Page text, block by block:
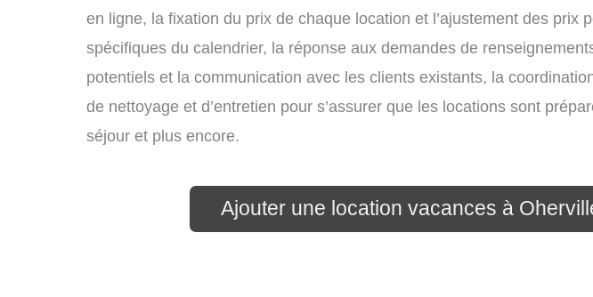
en ligne, la fixation du prix de chaque location et l’ajustement des prix
spécifiques du calendrier, la réponse aux demandes de
potentiels et la communication avec les clients existants, la
de nettoyage et d’entretien pour s’assurer que les locations sont
séjour et plus encore.
Ajouter une location vacances à